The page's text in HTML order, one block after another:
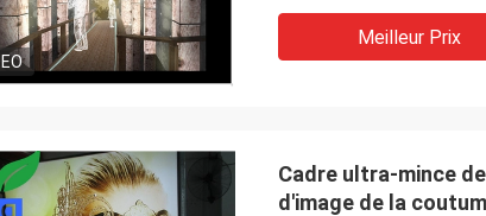
Meilleur Prix
Cadre ultra-mince
d'image de la